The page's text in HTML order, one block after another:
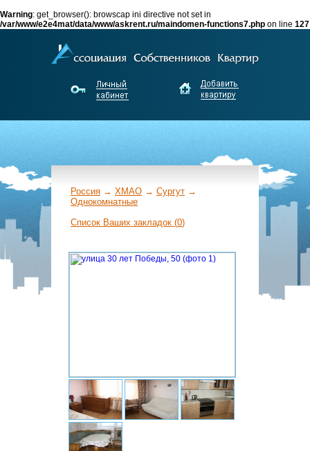
Warning: get_browser(): browscap ini directive not set in
/var/www/e2e4mat/data/www/askrent.ru/maindomen-functions7.php on line 127
Россия → ХМАО → Сургут →
Однокомнатные
←
Список Ваших закладок (0)